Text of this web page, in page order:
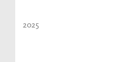
2025